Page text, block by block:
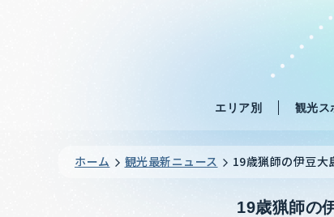
エリア別 観光ス
ホーム 観光最新ニュース 19歳猟師の伊豆
19歳猟師の